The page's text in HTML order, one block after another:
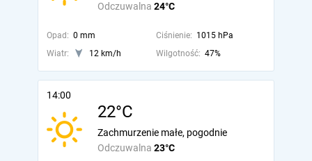
Odczuwalna 24°C
Opad: 0 mm Ciśnienie: 1015 hPa
Wiatr:
12 km/h Wilgotność: 47%
14:00
22°C
Odczuwalna 23°C
Zachmurzenie małe, pogodnie